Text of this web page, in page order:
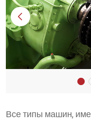
Все типы машин,